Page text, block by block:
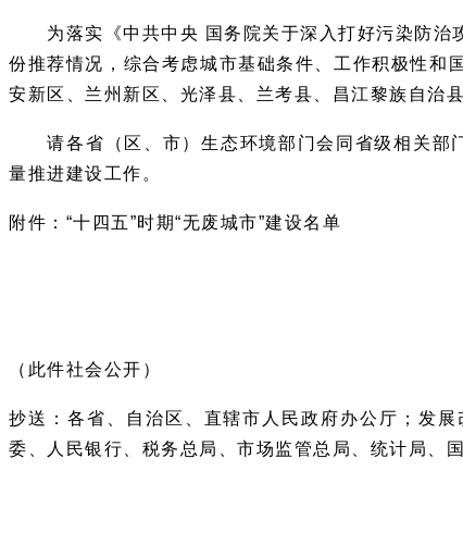
为落实《中共中央 国务院关于深入打好污染防治攻
份推荐情况，综合考虑城市基础条件、工作积极性和
安新区、兰州新区、光泽县、兰考县、昌江黎族自治
请各省（区、市）生态环境部门会同省级相关部
量推进建设工作。
附件：“十四五”时期“无废城市”建设名单
（此件社会公开）
抄送：各省、自治区、直辖市人民政府办公厅；发
委、人民银行、税务总局、市场监管总局、统计局、